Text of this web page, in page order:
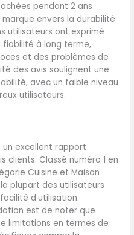
3 Ans Garantie:
bénéficie
de 3 ans, s'il y a un
vous pouvez nous
l'apprécient peuvent
(Lorsque le
odeur de brûlé est
la protection
et laissez
pendant 2 ans
envers la durabilité
utilisateurs ont exprimé
fiabilité à long terme,
et des problèmes de
des avis soulignent une
avec un faible niveau
utilisateurs.
excellent rapport
clients. Classé numéro 1 en
Cuisine et Maison
plupart des utilisateurs
d’utilisation.
est de noter que
limitations en termes de